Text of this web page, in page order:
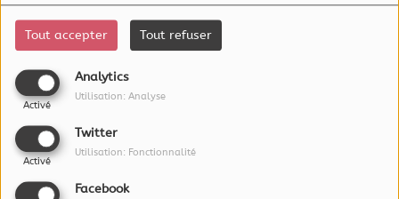
Tout accepter Tout refuser
Analytics
Activé
Utilisation: Analyse
Twitter
Activé
Utilisation: Fonctionnalité
Facebook
Week-end Star
VENDREDI ET SAMEDI, DE 08:00 À